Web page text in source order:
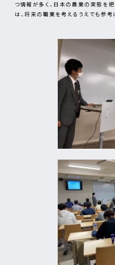
つ情報が多く、日本の農業の実態を
は、将来の職業を考えるうえでも参考